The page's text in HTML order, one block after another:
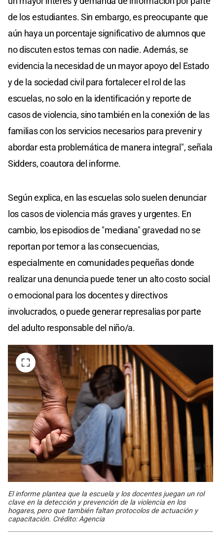
de los estudiantes. Sin embargo, es preocupante que
aún haya un porcentaje significativo de alumnos que
no discuten estos temas con nadie. Además, se
evidencia la necesidad de un mayor apoyo del Estado
y de la sociedad civil para fortalecer el rol de las
escuelas, no solo en la identificación y reporte de
casos de violencia, sino también en la conexión de las
familias con los servicios necesarios para prevenir y
abordar esta problemática de manera integral", señala
Sidders, coautora del informe.
Según explica, en las escuelas solo suelen denunciar
los casos de violencia más graves y urgentes. En
cambio, los episodios de "mediana" gravedad no se
reportan por temor a las consecuencias,
especialmente en comunidades pequeñas donde
realizar una denuncia puede tener un alto costo social
o emocional para los docentes y directivos
involucrados, o puede generar represalias por parte
del adulto responsable del niño/a.
El informe plantea que la escuela y los docentes juegan un rol
clave en la detección y prevención de la violencia en los
hogares, pero que también faltan protocolos de actuación y
capacitación. Crédito: Agencia